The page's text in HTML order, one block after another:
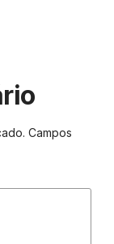
Campos